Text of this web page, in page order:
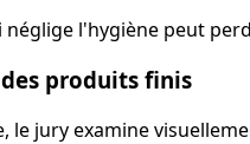
néglige l'hygiène peut
produits finis
le jury examine